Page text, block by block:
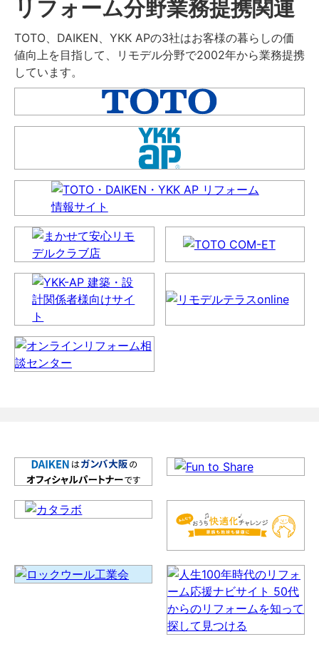
リフォーム分野業務提携関連
TOTO、DAIKEN、YKK APの3社はお客様の暮らしの価
値向上を目指して、リモデル分野で2002年から業務提携
しています。